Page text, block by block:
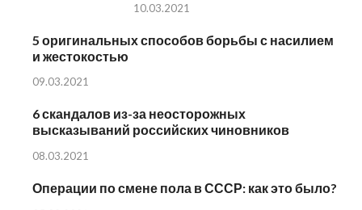
10.03.2021
5 оригинальных способов борьбы с насилием
и жестокостью
09.03.2021
6 скандалов из-за неосторожных
высказываний российских чиновников
08.03.2021
Операции по смене пола в СССР: как это было?